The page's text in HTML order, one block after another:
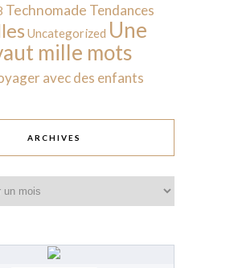
Technomade Tendances
Uncategorized Une
mille mots
avec des enfants
ARCHIVES